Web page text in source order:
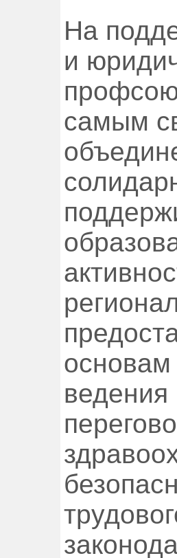
На
и
самым
ведения